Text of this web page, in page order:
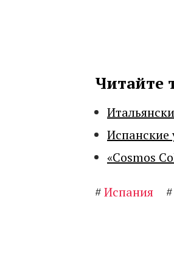
Читайте
«Cosmos
#Испания #